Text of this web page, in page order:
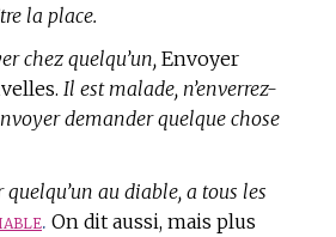
la place.
chez quelqu’un, Envoyer
Il est malade, n’enverrez-
demander quelque chose
quelqu’un au diable, a tous les
. On dit aussi, mais plus